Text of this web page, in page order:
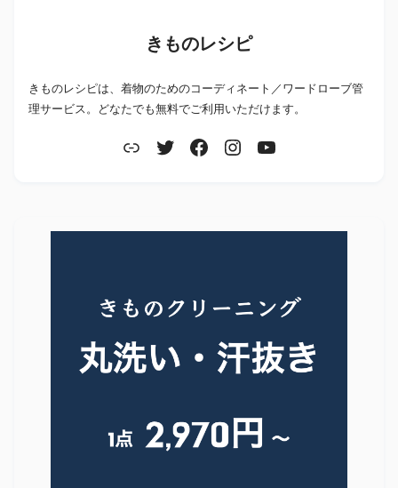
きものレシピ
きものレシピは、着物のためのコーディネート／ワードローブ管
理サービス。どなたでも無料でご利用いただけます。